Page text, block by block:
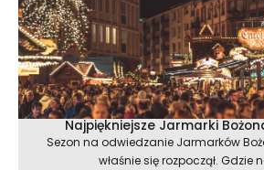
Najpiękniejsze Jarmarki
Sezon na odwiedzanie Jarmarków
właśnie się rozpoczął. Gdzie